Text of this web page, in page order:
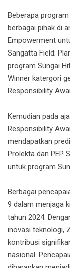
Beberapa
berbagai pihak di
Empowerment
Sangatta Field;
program Sungai
Winner katergori
Responsibility
Kemudian pada
Responsibility
mendapatkan
Prolekta dan PEP
untuk program
Berbagai
9 dalam menjaga
tahun 2024.
inovasi teknologi,
kontribusi
nasional.